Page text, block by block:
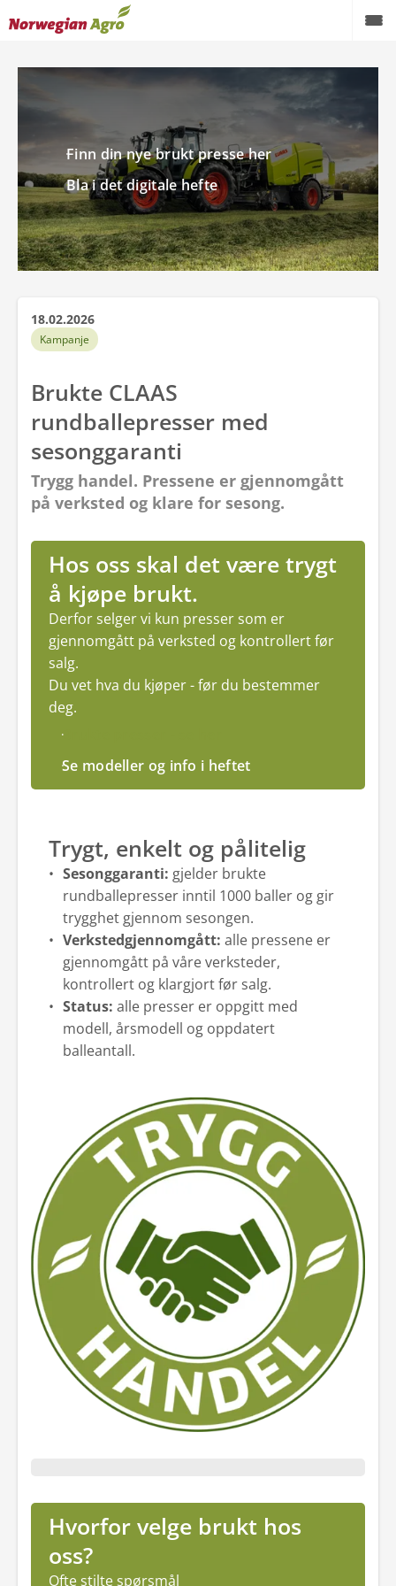
Finn din nye brukt presse her
Bla i det digitale hefte
18.02.2026
Kampanje
Brukte CLAAS
rundballepresser med
sesonggaranti
Trygg handel. Pressene er gjennomgått
på verksted og klare for sesong.
Hos oss skal det være trygt
å kjøpe brukt.
Derfor selger vi kun presser som er
gjennomgått på verksted og kontrollert før
salg.
Du vet hva du kjøper - før du bestemmer
deg.
Brukte presser - se her
Se modeller og info i heftet
Trygt, enkelt og pålitelig
Sesonggaranti: gjelder brukte
rundballepresser inntil 1000 baller og gir
trygghet gjennom sesongen.
Verkstedgjennomgått: alle pressene er
gjennomgått på våre verksteder,
kontrollert og klargjort før salg.
Status: alle presser er oppgitt med
modell, årsmodell og oppdatert
balleantall.
Hvorfor velge brukt hos
oss?
Ofte stilte spørsmål
Produkter
Brukte maskiner
Service og reservedeler
Aktuelt
Forhandlere
Om oss
AgroNytt